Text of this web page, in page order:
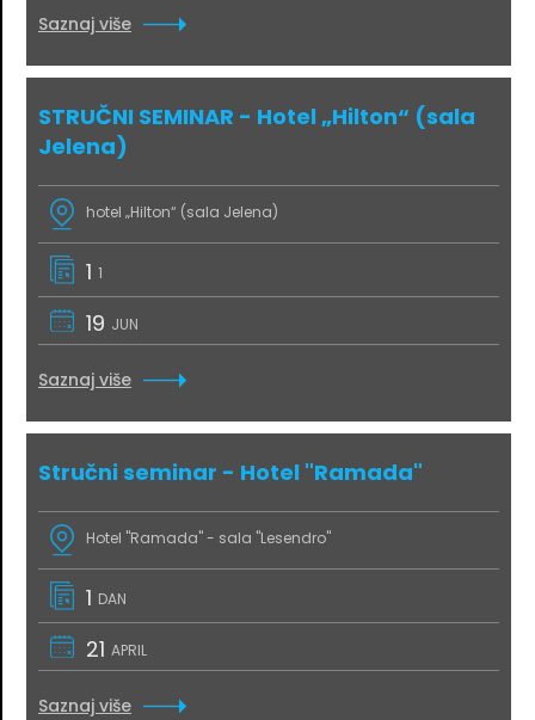
Saznaj više
STRUČNI SEMINAR - Hotel „Hilton“ (sala
Jelena)
hotel „Hilton“ (sala Jelena)
1 1
19 JUN
Saznaj više
Stručni seminar - Hotel "Ramada"
Hotel "Ramada" - sala "Lesendro"
1 DAN
21 APRIL
Saznaj više